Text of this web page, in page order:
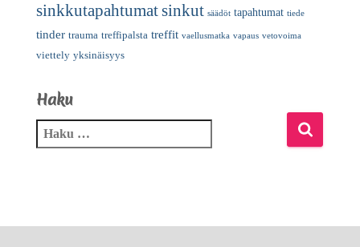
sinkkutapahtumatsinkut säädöt tapahtumat tiede
tinder trauma treffipalsta treffit vaellusmatka vapaus vetovoima
viettely yksinäisyys
Haku